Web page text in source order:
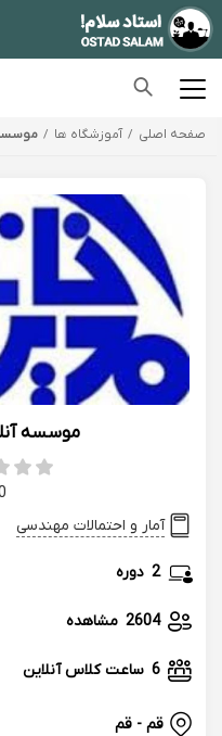
صفحه اصلی آموزشگاه ها موسسه
موسسه
0
آمار و احتمالات مهندسی
2 دوره
2604 مشاهده
6 ساعت کلاس آنلاین
قم - قم